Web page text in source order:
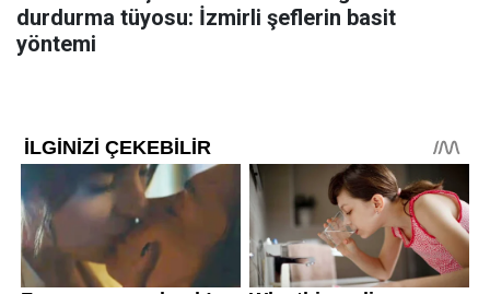
durdurma tüyosu: İzmirli şeflerin basit
yöntemi